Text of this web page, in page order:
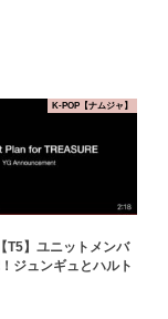
K-POP【ナムジャ】
T5】ユニットメンバ
ジュンギュとハルト